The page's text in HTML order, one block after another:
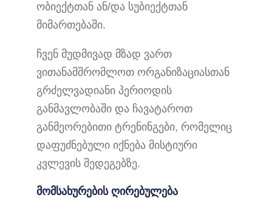
ობიექტთან ან/და სუბიექტთან
მიმართებაში.
ჩვენ მუდმივად მზად ვართ
ვითანამშრომლოთ ორგანიზაციასთან
გრძელვადიანი პერიოდის
განმავლობაში და ჩავატაროთ
განმეორებითი ტრენინგები, რომელიც
დაფუძნებული იქნება მისტიური
კვლევის შედეგებზე.
მომსახურების ღირებულება